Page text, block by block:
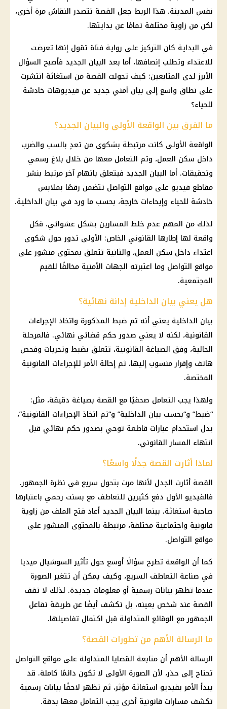
نفس المدينة. هذا الربط جعل القصة تتصدر النقاش مرة أخرى،
لكن من زاوية مختلفة تمامًا عن بدايتها.
في البداية كان التركيز على رواية فتاة تقول إنها تعرضت
للاعتداء وتطلب إنصافها، أما بعد البيان الجديد فأصبح السؤال
الأبرز لدى المتابعين: كيف تحولت القصة من استغاثة انتشرت
على نطاق واسع إلى بيان أمني جديد عن فيديوهات خادشة
للحياء؟
ما الفرق بين الواقعة الأولى والبيان الجديد؟
الواقعة الأولى كانت مرتبطة بشكوى من تعدٍ بالسب والضرب
داخل سكن العمل، وتم التعامل معها من خلال بلاغ رسمي
وتحقيقات. أما البيان الجديد فيتعلق باتهام آخر مرتبط بنشر
مقاطع فيديو على مواقع التواصل تتضمن رقصًا بملابس
خادشة للحياء وإيحاءات خارجة، بحسب ما ورد في بيان الداخلية.
لذلك من المهم عدم خلط المسارين بشكل عشوائي. فكل
واقعة لها إطارها القانوني الخاص: الأولى تدور حول شكوى
اعتداء داخل سكن العمل، والثانية تتعلق بمحتوى منشور على
مواقع التواصل وما اعتبرته الجهات الأمنية مخالفًا للقيم
المجتمعية.
هل يعني بيان الداخلية إدانة نهائية؟
بيان الداخلية يعني أنه تم ضبط المذكورة واتخاذ الإجراءات
القانونية، لكنه لا يعني صدور حكم قضائي نهائي. فالمرحلة
الحالية، وفق الصياغة القانونية، تتعلق بضبط وتحريات وفحص
هاتف وإقرار منسوب إليها، ثم إحالة الأمر للإجراءات القانونية
المختصة.
ولهذا يجب التعامل صحفيًا مع القصة بصياغة دقيقة، مثل:
“ضبط” و“بحسب بيان الداخلية” و“تم اتخاذ الإجراءات القانونية”،
بدل استخدام عبارات قاطعة توحي بصدور حكم نهائي قبل
انتهاء المسار القانوني.
لماذا أثارت القصة جدلًا واسعًا؟
القصة أثارت الجدل لأنها مرت بتحول سريع في نظرة الجمهور.
فالفيديو الأول دفع كثيرين للتعاطف مع بسنت رحمي باعتبارها
صاحبة استغاثة، بينما البيان الجديد أعاد فتح الملف من زاوية
قانونية واجتماعية مختلفة، مرتبطة بالمحتوى المنشور على
مواقع التواصل.
كما أن الواقعة تطرح سؤالًا أوسع حول تأثير السوشيال ميديا
في صناعة التعاطف السريع، وكيف يمكن أن تتغير الصورة
عندما تظهر بيانات رسمية أو معلومات جديدة. لذلك لا تقف
القصة عند شخص بعينه، بل تكشف أيضًا عن طريقة تفاعل
الجمهور مع الوقائع المتداولة قبل اكتمال تفاصيلها.
ما الرسالة الأهم من تطورات القصة؟
الرسالة الأهم أن متابعة القضايا المتداولة على مواقع التواصل
تحتاج إلى حذر، لأن الصورة الأولى لا تكون دائمًا كاملة. قد
يبدأ الأمر بفيديو استغاثة مؤثر، ثم تظهر لاحقًا بيانات رسمية
تكشف مسارات قانونية أخرى يجب التعامل معها بدقة.